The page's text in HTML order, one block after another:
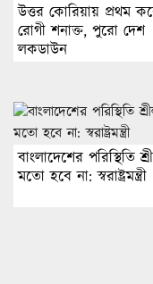
উত্তর কোরিয়ায় প্রথম
রোগী শনাক্ত, পুরো দেশ
লকডাউন
বাংলাদেশের পরিস্থিতি
মতো হবে না: স্বরাষ্ট্রমন্ত্রী